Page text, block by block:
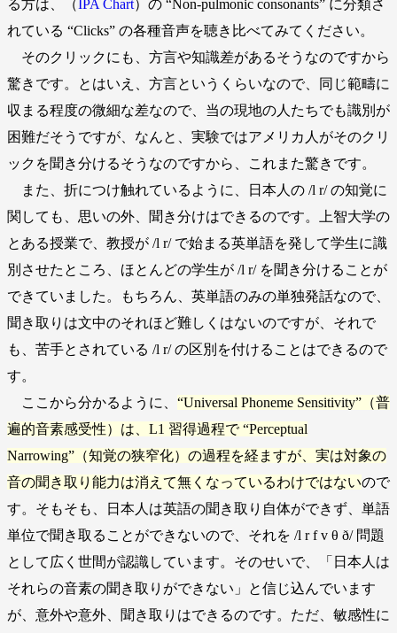
る方は、（IPA Chart）の “Non-pulmonic consonants” に分類さ
れている “Clicks” の各種音声を聴き比べてみてください。
そのクリックにも、方言や知識差があるそうなのですから
驚きです。とはいえ、方言というくらいなので、同じ範疇に
収まる程度の微細な差なので、当の現地の人たちでも識別が
困難だそうですが、なんと、実験ではアメリカ人がそのクリ
ックを聞き分けるそうなのですから、これまた驚きです。
また、折につけ触れているように、日本人の /l r/ の知覚に
関しても、思いの外、聞き分けはできるのです。上智大学の
とある授業で、教授が /l r/ で始まる英単語を発して学生に識
別させたところ、ほとんどの学生が /l r/ を聞き分けることが
できていました。もちろん、英単語のみの単独発話なので、
聞き取りは文中のそれほど難しくはないのですが、それで
も、苦手とされている /l r/ の区別を付けることはできるので
す。
ここから分かるように、 “Universal Phoneme Sensitivity”（普
遍的音素感受性）は、L1 習得過程で “Perceptual
Narrowing”（知覚の狭窄化）の過程を経ますが、実は対象の
音の聞き取り能力は消えて無くなっているわけではないので
す。そもそも、日本人は英語の聞き取り自体ができず、単語
単位で聞き取ることができないので、それを /l r f v θ ð/ 問題
として広く世間が認識しています。そのせいで、「日本人は
それらの音素の聞き取りができない」と信じ込んでいます
が、意外や意外、聞き取りはできるのです。ただ、敏感性に